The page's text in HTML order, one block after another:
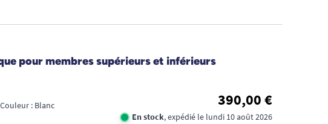
pour membres supérieurs et inférieurs
Couleur : Blanc 390,00 €
En stock, expédié le lundi 10 août 2026